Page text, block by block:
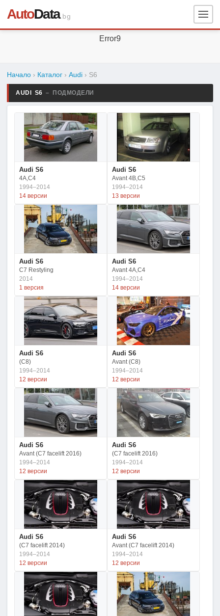
AutoData.bg
Error9
Начало › Каталог › Audi › S6
AUDI S6 – ПОДМОДЕЛИ
Audi S6
4A,C4
1994–2014
14 версии
Audi S6
Avant 4B,C5
1994–2014
13 версии
Audi S6
C7 Restyling
2014
1 версия
Audi S6
Avant 4A,C4
1994–2014
14 версии
Audi S6
(C8)
1994–2014
12 версии
Audi S6
Avant (C8)
1994–2014
12 версии
Audi S6
Avant (C7 facelift 2016)
1994–2014
12 версии
Audi S6
(C7 facelift 2016)
1994–2014
12 версии
Audi S6
(C7 facelift 2014)
1994–2014
12 версии
Audi S6
Avant (C7 facelift 2014)
1994–2014
12 версии